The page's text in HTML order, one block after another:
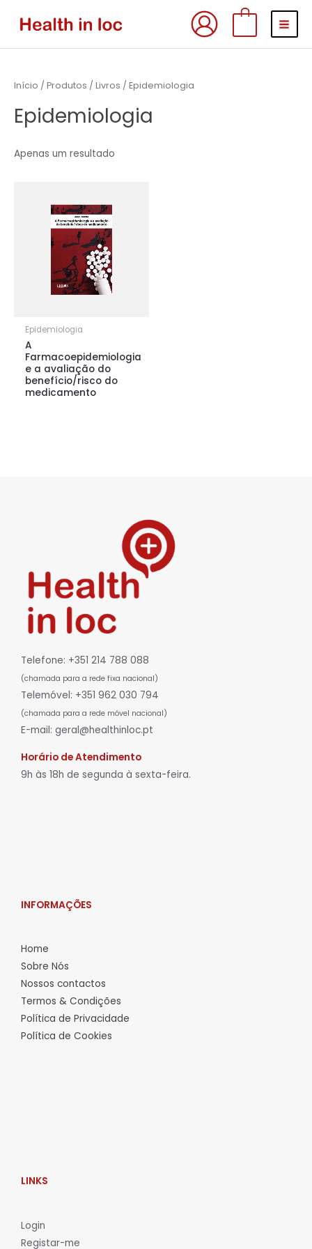
Início / Produtos / Livros / Epidemiologia
Epidemiologia
Apenas um resultado
Epidemiologia
A
Farmacoepidemiologia
e a avaliação do
benefício/risco do
medicamento
Telefone: +351 214 788 088
(chamada para a rede fixa nacional)
Telemóvel: +351 962 030 794
(chamada para a rede móvel nacional)
E-mail: geral@healthinloc.pt
Horário de Atendimento
9h às 18h de segunda à sexta-feira.
INFORMAÇÕES
Home
Sobre Nós
Nossos contactos
Termos & Condições
Política de Privacidade
Política de Cookies
LINKS
Login
Registar-me